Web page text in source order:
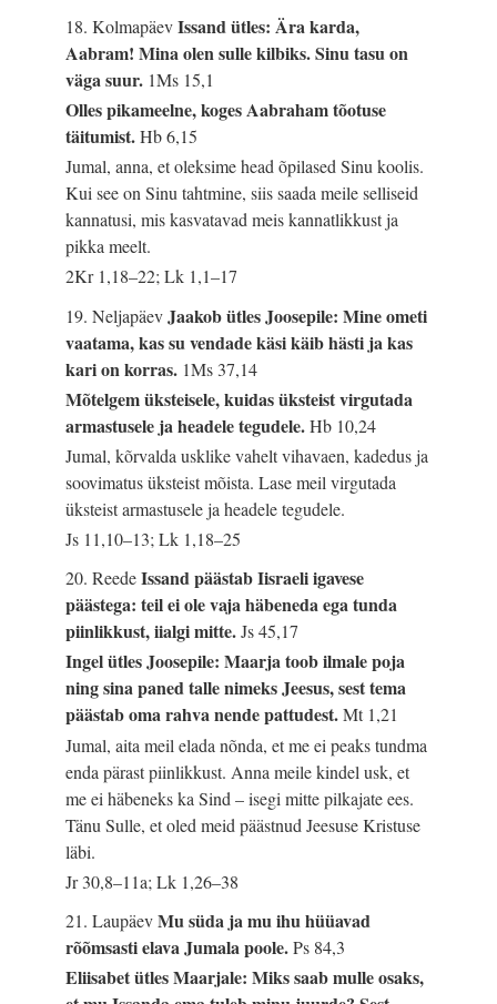
18. KolmapäevIssand ütles: Ära karda,
Aabram! Mina olen sulle kilbiks. Sinu tasu on
väga suur. 1Ms 15,1
Olles pikameelne, koges Aabraham tõotuse
täitumist.Hb 6,15
Jumal, anna, et oleksime head õpilased Sinu koolis.
Kui see on Sinu tahtmine, siis saada meile selliseid
kannatusi, mis kasvatavad meis kannatlikkust ja
pikka meelt.
2Kr 1,18–22; Lk 1,1–17
19. NeljapäevJaakob ütles Joosepile: Mine ometi
vaatama, kas su vendade käsi käib hästi ja kas
kari on korras. 1Ms 37,14
Mõtelgem üksteisele, kuidas üksteist virgutada
armastusele ja headele tegudele.Hb 10,24
Jumal, kõrvalda usklike vahelt vihavaen, kadedus ja
soovimatus üksteist mõista. Lase meil virgutada
üksteist armastusele ja headele tegudele.
Js 11,10–13; Lk 1,18–25
20. ReedeIssand päästab Iisraeli igavese
päästega: teil ei ole vaja häbeneda ega tunda
piinlikkust, iialgi mitte.Js 45,17
Ingel ütles Joosepile: Maarja toob ilmale poja
ning sina paned talle nimeks Jeesus, sest tema
päästab oma rahva nende pattudest.Mt 1,21
Jumal, aita meil elada nõnda, et me ei peaks tundma
enda pärast piinlikkust. Anna meile kindel usk, et
me ei häbeneks ka Sind – isegi mitte pilkajate ees.
Tänu Sulle, et oled meid päästnud Jeesuse Kristuse
läbi.
Jr 30,8–11a; Lk 1,26–38
21. LaupäevMu süda ja mu ihu hüüavad
rõõmsasti elava Jumala poole.Ps 84,3
Eliisabet ütles Maarjale: Miks saab mulle osaks,